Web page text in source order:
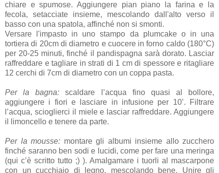
chiare e spumose. Aggiungere pian piano la farina e la
fecola, setacciate insieme, mescolando dall'alto verso il
basso con una spatola, affinché non si smonti.
Versare l'impasto in uno stampo da plumcake o in una
tortiera di 20cm di diametro e cuocere in forno caldo (180°C)
per 20-25 minuti, finché il pandispagna sarà dorato. Lasciar
raffreddare e tagliare in strati di 1 cm di spessore e ritagliare
12 cerchi di 7cm di diametro con un coppa pasta.
Per la bagna: scaldare l’acqua fino quasi al bollore,
aggiungere i fiori e lasciare in infusione per 10’. Filtrare
l’acqua, scioglierci il miele e lasciar raffreddare. Aggiungere
il limoncello e tenere da parte.
Per la mousse: montare gli albumi insieme allo zucchero
finché saranno ben sodi e lucidi, come per fare una meringa
(qui c’è scritto tutto ;) ). Amalgamare i tuorli al mascarpone
con un cucchiaio di legno, mescolando bene. Unire gli